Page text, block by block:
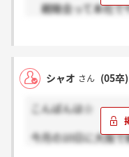
親睦会って本社で
シャオ さん (05卒)
こんばんは☆
今月の10日に大阪